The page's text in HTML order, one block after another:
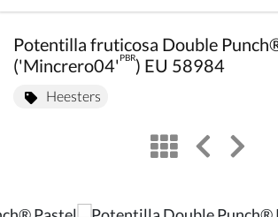
Potentilla fruticosa Double
('Mincrero04' PBR) EU 58984
Heesters
viewleft